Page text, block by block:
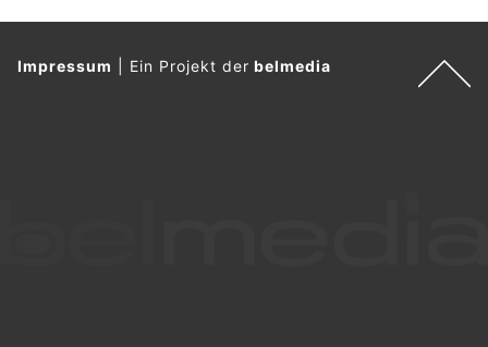
Impressum Ein Projekt derbelmedia